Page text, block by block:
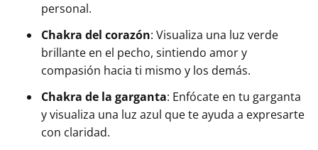
personal.
Chakra del corazón: Visualiza una luz verde
brillante en el pecho, sintiendo amor y
compasión hacia ti mismo y los demás.
Chakra de la garganta: Enfócate en tu garganta
y visualiza una luz azul que te ayuda a expresarte
con claridad.